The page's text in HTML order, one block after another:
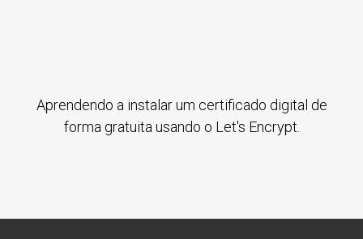
Aprendendo a instalar um certificado digital de
forma gratuita usando o Let's Encrypt.